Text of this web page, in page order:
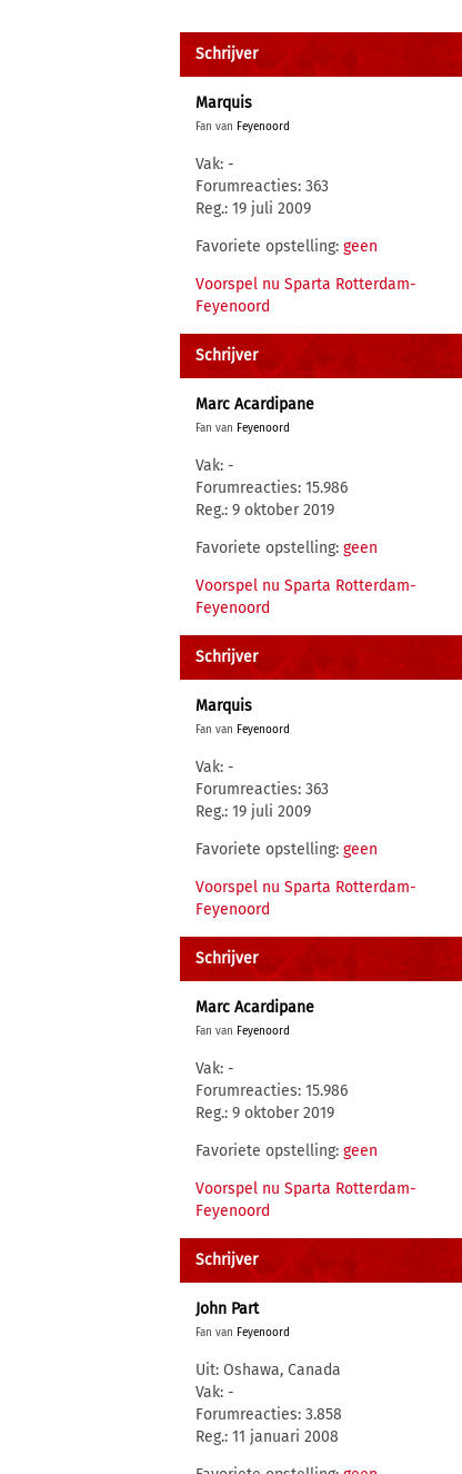
Schrijver
Marquis
Fan van Feyenoord
Vak: -
Forumreacties: 363
Reg.: 19 juli 2009
Favoriete opstelling: geen
Voorspel nu Sparta Rotterdam-
Feyenoord
Schrijver
Marc Acardipane
Fan van Feyenoord
Vak: -
Forumreacties: 15.986
Reg.: 9 oktober 2019
Favoriete opstelling: geen
Voorspel nu Sparta Rotterdam-
Feyenoord
Schrijver
Marquis
Fan van Feyenoord
Vak: -
Forumreacties: 363
Reg.: 19 juli 2009
Favoriete opstelling: geen
Voorspel nu Sparta Rotterdam-
Feyenoord
Schrijver
Marc Acardipane
Fan van Feyenoord
Vak: -
Forumreacties: 15.986
Reg.: 9 oktober 2019
Favoriete opstelling: geen
Voorspel nu Sparta Rotterdam-
Feyenoord
Schrijver
John Part
Fan van Feyenoord
Uit: Oshawa, Canada
Vak: -
Forumreacties: 3.858
Reg.: 11 januari 2008